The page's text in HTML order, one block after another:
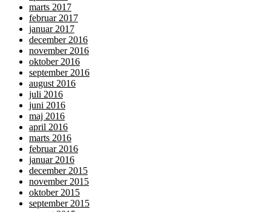
marts 2017
februar 2017
januar 2017
december 2016
november 2016
oktober 2016
september 2016
august 2016
juli 2016
juni 2016
maj 2016
april 2016
marts 2016
februar 2016
januar 2016
december 2015
november 2015
oktober 2015
september 2015